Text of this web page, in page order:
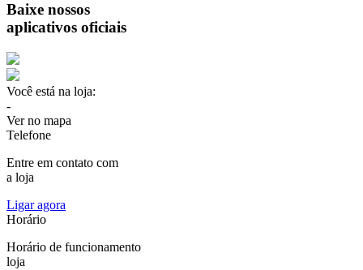
Baixe nossos
aplicativos oficiais
Você está na loja:
-
Ver no mapa
Telefone
Entre em contato com
a loja
Ligar agora
Horário
Horário de funcionamento
loja